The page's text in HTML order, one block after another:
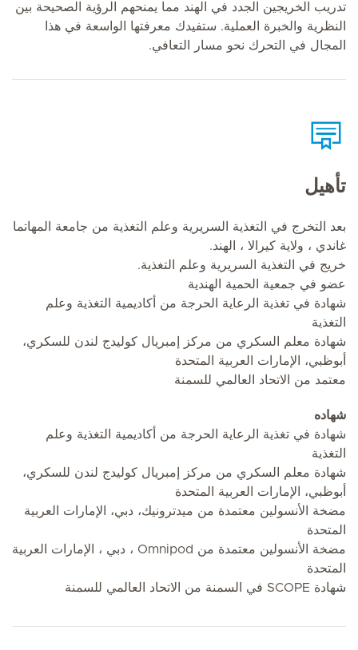
تدريب الخريجين الجدد في الهند مما يمنحهم الرؤية الصحيحة بين
النظرية والخبرة العملية. ستفيدك معرفتها الواسعة في هذا
المجال في التحرك نحو مسار التعافي.
تأهيل
بعد التخرج في التغذية السريرية وعلم التغذية من جامعة المهاتما
غاندي ، ولاية كيرالا ، الهند.
خريج في التغذية السريرية وعلم التغذية.
عضو في جمعية الحمية الهندية
شهادة في تغذية الرعاية الحرجة من أكاديمية التغذية وعلم
التغذية
شهادة معلم السكري من مركز إمبريال كوليدج لندن للسكري،
أبوظبي، الإمارات العربية المتحدة
معتمد من الاتحاد العالمي للسمنة
شهاده
شهادة في تغذية الرعاية الحرجة من أكاديمية التغذية وعلم
التغذية
شهادة معلم السكري من مركز إمبريال كوليدج لندن للسكري،
أبوظبي، الإمارات العربية المتحدة
مضخة الأنسولين معتمدة من ميدترونيك، دبي، الإمارات العربية
المتحدة
مضخة الأنسولين معتمدة من Omnipod ، دبي ، الإمارات العربية
المتحدة
شهادة SCOPE في السمنة من الاتحاد العالمي للسمنة